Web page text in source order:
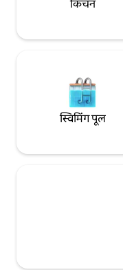
किचन
स्विमिंग पूल